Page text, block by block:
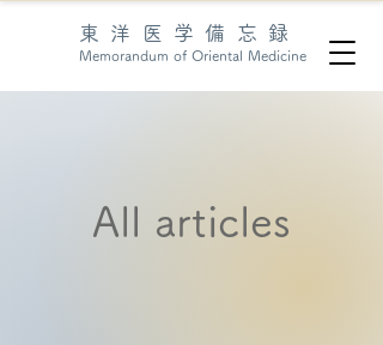
東洋医学備忘録
Memorandum of Oriental Medicine
All articles